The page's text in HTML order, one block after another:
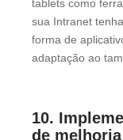
tablets como
sua Intranet
forma de
adaptação ao
10.
de melhoria